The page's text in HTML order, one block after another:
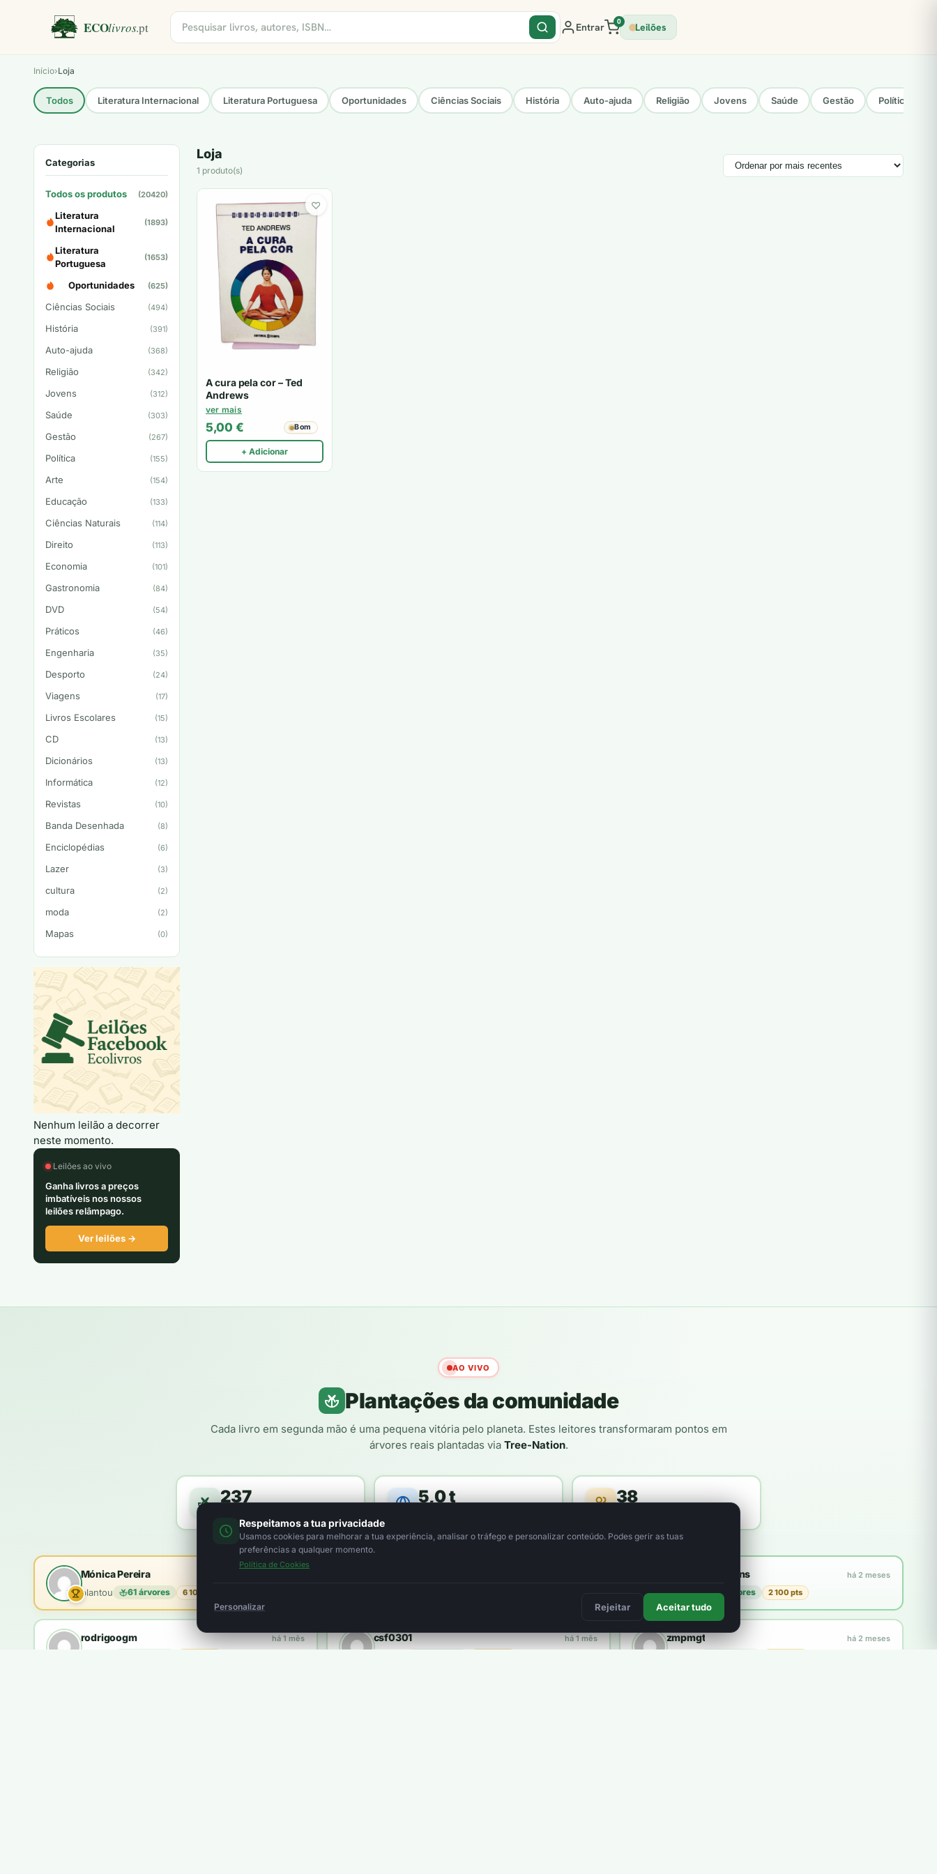
Entrar 0 Leilões
Início›Loja
Todos Literatura Internacional Literatura Portuguesa Oportunidades Ciências Sociais História Auto-ajuda Religião Jovens Saúde Gestão Política
Categorias
Todos os produtos (20420)
Literatura
Internacional
(1893)
Literatura
Portuguesa
(1653)
Oportunidades (625)
Ciências Sociais (494)
História (391)
Auto-ajuda (368)
Religião (342)
Jovens (312)
Saúde (303)
Gestão (267)
Política (155)
Arte (154)
Educação (133)
Ciências Naturais (114)
Direito (113)
Economia (101)
Gastronomia (84)
DVD (54)
Práticos (46)
Engenharia (35)
Desporto (24)
Viagens (17)
Livros Escolares (15)
CD (13)
Dicionários (13)
Informática (12)
Revistas (10)
Banda Desenhada (8)
Enciclopédias (6)
Lazer (3)
cultura (2)
moda (2)
Mapas (0)
Nenhum leilão a decorrer
neste momento.
Leilões ao vivo
Ganha livros a preços
imbatíveis nos nossos
leilões relâmpago.
Ver leilões →
Loja
1 produto(s)
♡
A cura pela cor – Ted
Andrews
ver mais
5,00 € Bom
+ Adicionar
AO VIVO
Plantações da comunidade
Cada livro em segunda mão é uma pequena vitória pelo planeta. Estes leitores transformaram pontos em
árvores reais plantadas via Tree-Nation.
237 5,0 t 38
Mónica Pereira
plantou 61 árvores 6 100 pts 3
Francisco Martins há 2 meses
plantou 21 árvores 2 100 pts
rodrigoogm há 1 mês csf0301 há 1 mês zmpmgt há 2 meses
Respeitamos a tua privacidade
Usamos cookies para melhorar a tua experiência, analisar o tráfego e personalizar conteúdo. Podes gerir as tuas
preferências a qualquer momento.
Política de Cookies
Personalizar Rejeitar Aceitar tudo